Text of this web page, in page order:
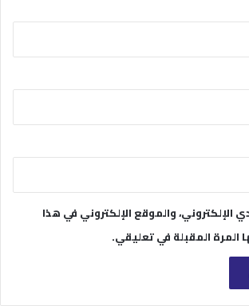
الإلكتروني، والموقع الإلكتروني في هذا
المرة المقبلة في تعليقي.